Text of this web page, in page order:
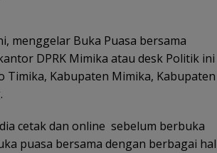
menggelar Buka Puasa bersama
DPRK Mimika atau desk Politik ini
Timika, Kabupaten Mimika, Kabupaten
cetak dan online sebelum berbuka
puasa bersama dengan berbagai hal